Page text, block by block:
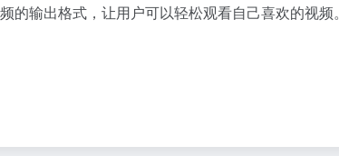
输出格式，让用户可以轻松观看自己喜欢的视频。